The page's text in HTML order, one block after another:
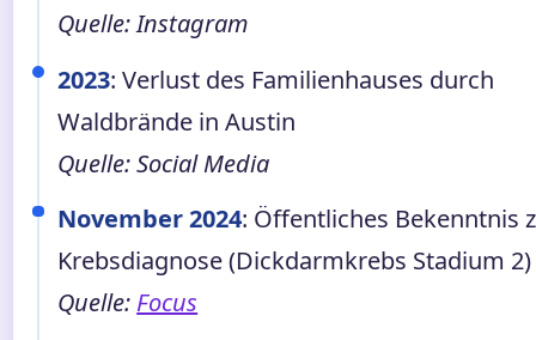
Quelle: Instagram
2023: Verlust des Familienhauses durch
Waldbrände in Austin
Quelle: Social Media
November 2024: Öffentliches Bekenntnis
Krebsdiagnose (Dickdarmkrebs Stadium 2)
Quelle: Focus